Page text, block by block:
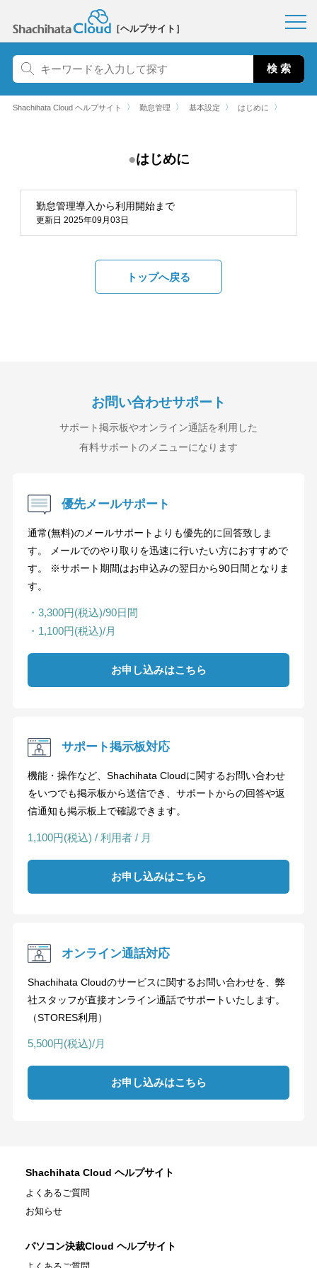
［ヘルプサイト］
Shachihata Cloud ヘルプサイト 〉 勤怠管理 〉 基本設定 〉 はじめに 〉
はじめに
勤怠管理導入から利用開始まで
更新日 2025年09月03日
トップへ戻る
お問い合わせサポート
サポート掲示板やオンライン通話を利用した
有料サポートのメニューになります
優先メールサポート
通常(無料)のメールサポートよりも優先的に回答致しま
す。 メールでのやり取りを迅速に行いたい方におすすめで
す。 ※サポート期間はお申込みの翌日から90日間となりま
す。
・3,300円(税込)/90日間
・1,100円(税込)/月
お申し込みはこちら
サポート掲示板対応
機能・操作など、Shachihata Cloudに関するお問い合わせ
をいつでも掲示板から送信でき、サポートからの回答や返
信通知も掲示板上で確認できます。
1,100円(税込) / 利用者 / 月
お申し込みはこちら
オンライン通話対応
Shachihata Cloudのサービスに関するお問い合わせを、弊
社スタッフが直接オンライン通話でサポートいたします。
（STORES利用）
5,500円(税込)/月
お申し込みはこちら
Shachihata Cloud ヘルプサイト
よくあるご質問
お知らせ
パソコン決裁Cloud ヘルプサイト